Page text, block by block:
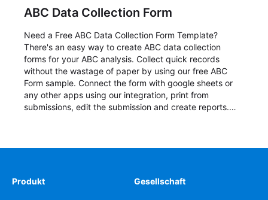
ABC Data Collection Form
Need a Free ABC Data Collection Form Template?
There's an easy way to create ABC data collection
forms for your ABC analysis. Collect quick records
without the wastage of paper by using our free ABC
Form sample. Connect the form with google sheets or
any other apps using our integration, print from
submissions, edit the submission and create reports.
Produkt Gesellschaft